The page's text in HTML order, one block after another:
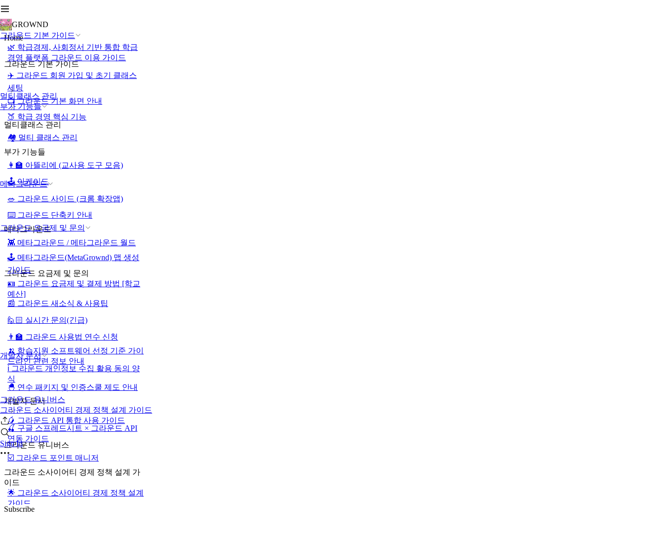
GROWND
그라운드 기본 가이드
멀티클래스 관리
부가 기능들
메타그라운드
그라운드 요금제 및 문의
개발자 문서
그라운드 유니버스
그라운드 소사이어티 경제 정책 설계 가이드
Sign In
Home
🌿 학급경제, 사회정서 기반 통합 학급
경영 플랫폼 그라운드 이용 가이드
그라운드 기본 가이드
✈️ 그라운드 회원 가입 및 초기 클래스
세팅
📺 그라운드 기본 화면 안내
🍑 학급 경영 핵심 기능
멀티클래스 관리
🏘️ 멀티 클래스 관리
부가 기능들
👩‍🏫 아뜰리에 (교사용 도구 모음)
🕹️ 아케이드
🥗 그라운드 사이드 (크롬 확장앱)
⌨️ 그라운드 단축키 안내
메타그라운드
👾 메타그라운드 / 메타그라운드 월드
🕹️ 메타그라운드(MetaGrownd) 맵 생성
가이드
그라운드 요금제 및 문의
🪪 그라운드 요금제 및 결제 방법 [학교
예산]
📰 그라운드 새소식 & 사용팁
🙋🏻 실시간 문의(긴급)
👨‍🏫 그라운드 사용법 연수 신청
🍌 학습지원 소프트웨어 선정 기준 가이
드라인 관련 정보 안내
ℹ️ 그라운드 개인정보 수집 활용 동의 양
식
🐣 연수 패키지 및 인증스쿨 제도 안내
개발자 문서
🥭 그라운드 API 통합 사용 가이드
🍒 구글 스프레드시트 × 그라운드 API
연동 가이드
그라운드 유니버스
☑️ 그라운드 포인트 매니저
그라운드 소사이어티 경제 정책 설계 가
이드
🌟 그라운드 소사이어티 경제 정책 설계
가이드
Subscribe